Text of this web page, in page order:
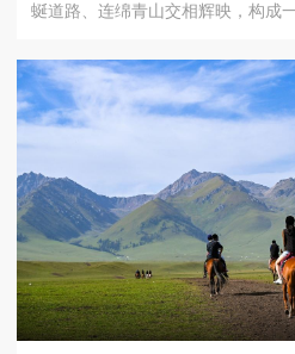
蜒道路、连绵青山交相辉映，构成